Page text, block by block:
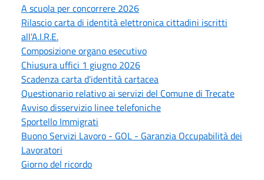
A scuola per concorrere 2026
Rilascio carta di identità elettronica cittadini iscritti
all'A.I.R.E.
Composizione organo esecutivo
Chiusura uffici 1 giugno 2026
Scadenza carta d'identità cartacea
Questionario relativo ai servizi del Comune di Trecate
Avviso disservizio linee telefoniche
Sportello Immigrati
Buono Servizi Lavoro - GOL - Garanzia Occupabilità dei
Lavoratori
Giorno del ricordo